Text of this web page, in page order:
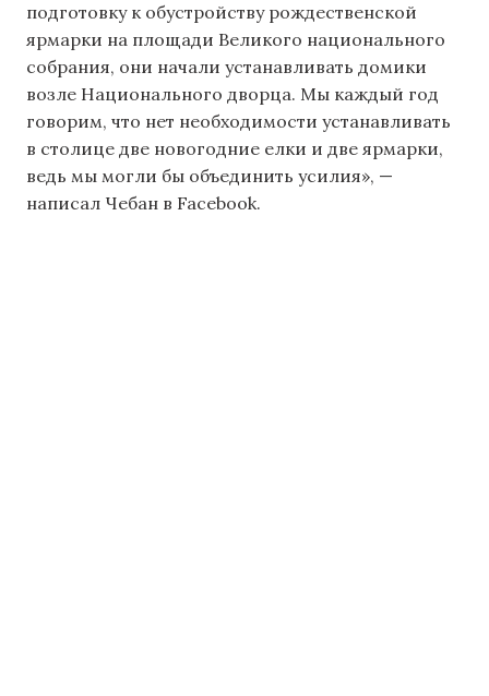
подготовку к обустройству рождественской
ярмарки на площади Великого национального
собрания, они начали устанавливать домики
возле Национального дворца. Мы каждый год
говорим, что нет необходимости устанавливать
в столице две новогодние елки и две ярмарки,
ведь мы могли бы объединить усилия», —
написал Чебан в Facebook.